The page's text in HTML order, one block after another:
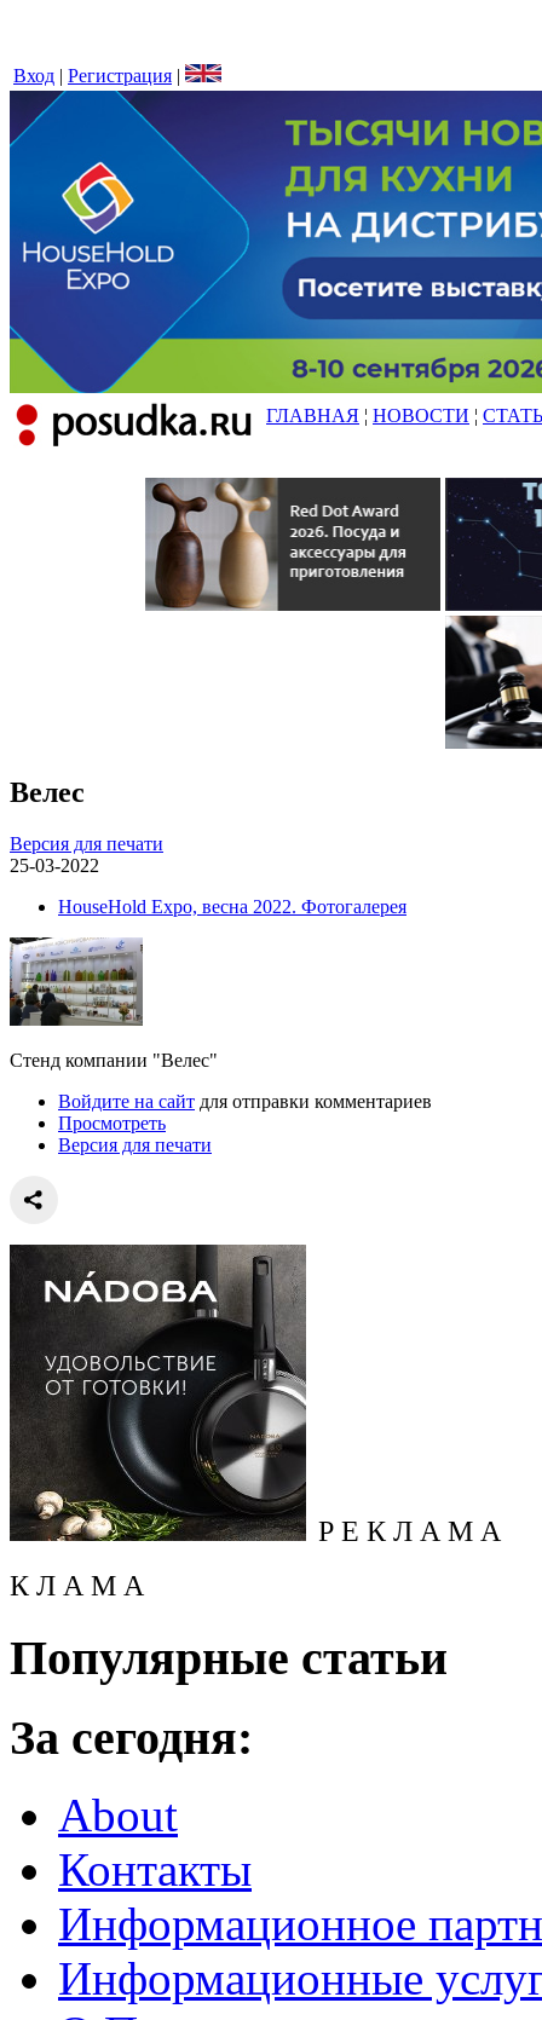
Вход | Регистрация |
ГЛАВНАЯ ¦ НОВОСТИ ¦
Велес
Версия для печати
25-03-2022
HouseHold Expo, весна 2022. Фотогалерея
Стенд компании "Велес"
Войдите на сайт для отправки комментариев
Просмотреть
Версия для печати
Р Е К Л А М А
К Л А М А
Популярные статьи
За сегодня:
About
Контакты
Информационное
Информационные